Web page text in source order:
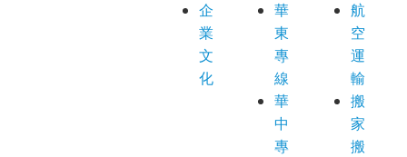
企
業
文
化
華
東
專
線
華
中
專
航
空
運
輸
搬
家
搬